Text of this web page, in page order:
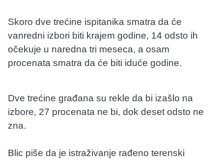
Skoro dve trećine ispitanika smatra da će
vanredni izbori biti krajem godine, 14 odsto ih
očekuje u naredna tri meseca, a osam
procenata smatra da će biti iduće godine.
Dve trećine građana su rekle da bi izašlo na
izbore, 27 procenata ne bi, dok deset odsto ne
zna.
Blic piše da je istraživanje rađeno terenski